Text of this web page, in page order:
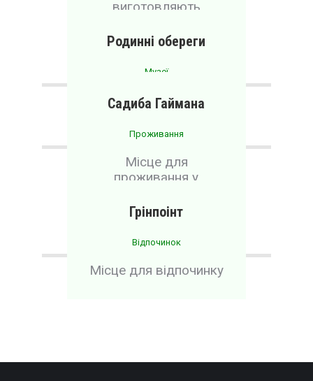
виготовляють
молока
Родинні обереги
Музеї
Кімната-музей
Садиба Гаймана
Проживання
Місце для
проживання у
будинку
Грінпоінт
Відпочинок
Місце для відпочинку